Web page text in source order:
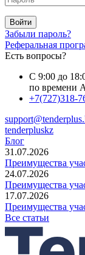
Войти
Забыли пароль?
Реферальная
Есть вопросы?
С 9:00 до
по времени
+7(727)318-
tenderpluskz
Блог
31.07.2026
Преимущества
24.07.2026
Преимущества
17.07.2026
Преимущества
Все статьи